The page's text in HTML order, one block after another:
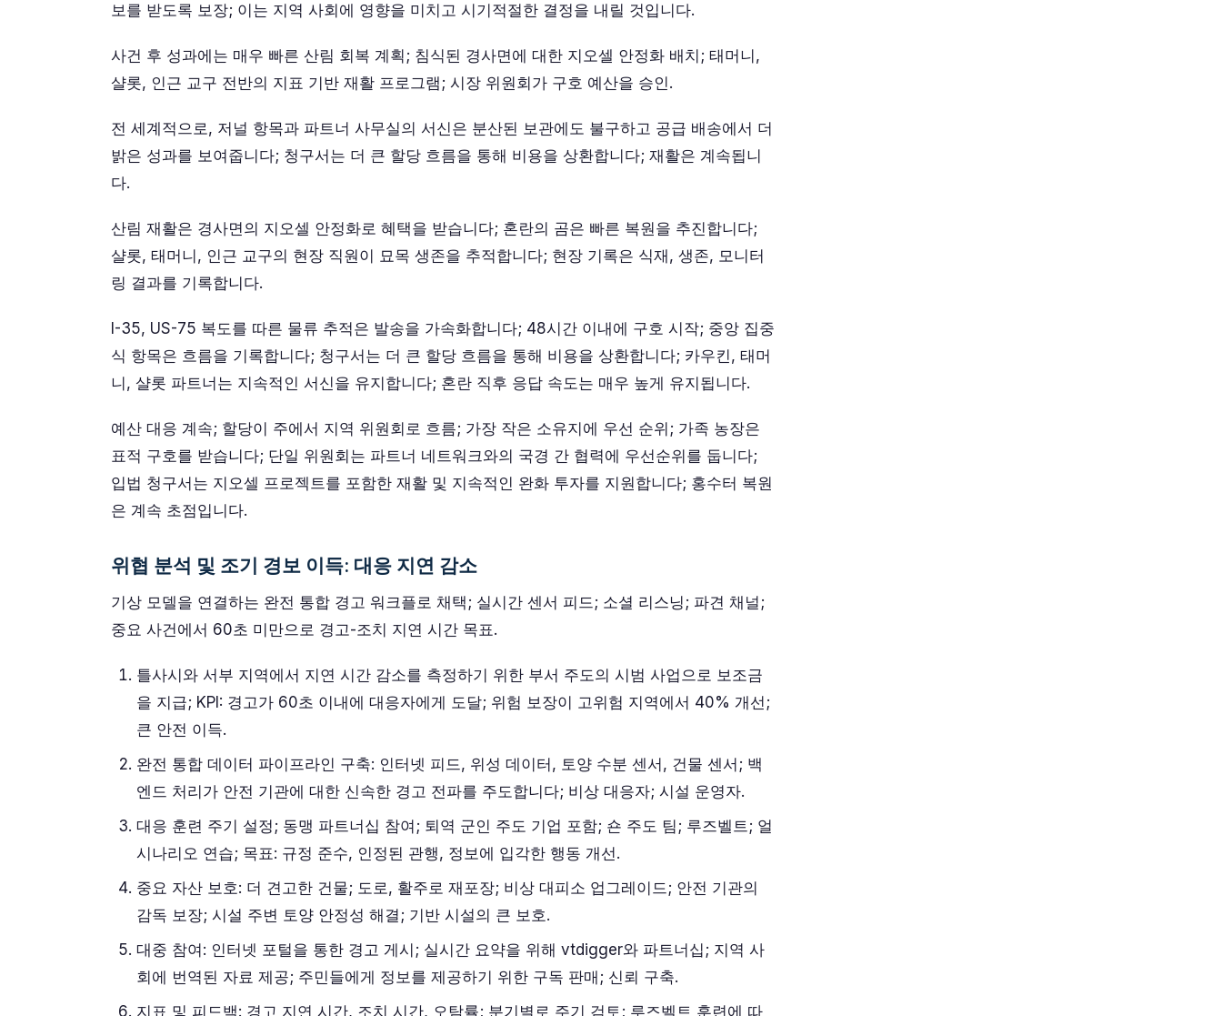
보를 받도록 보장; 이는 지역 사회에 영향을 미치고 시기적절한 결정을 내릴 것입니다.
사건 후 성과에는 매우 빠른 산림 회복 계획; 침식된 경사면에 대한 지오셀 안정화 배치; 태머니,
샬롯, 인근 교구 전반의 지표 기반 재활 프로그램; 시장 위원회가 구호 예산을 승인.
전 세계적으로, 저널 항목과 파트너 사무실의 서신은 분산된 보관에도 불구하고 공급 배송에서 더
밝은 성과를 보여줍니다; 청구서는 더 큰 할당 흐름을 통해 비용을 상환합니다; 재활은 계속됩니
다.
산림 재활은 경사면의 지오셀 안정화로 혜택을 받습니다; 혼란의 곰은 빠른 복원을 추진합니다;
샬롯, 태머니, 인근 교구의 현장 직원이 묘목 생존을 추적합니다; 현장 기록은 식재, 생존, 모니터
링 결과를 기록합니다.
I-35, US-75 복도를 따른 물류 추적은 발송을 가속화합니다; 48시간 이내에 구호 시작; 중앙 집중
식 항목은 흐름을 기록합니다; 청구서는 더 큰 할당 흐름을 통해 비용을 상환합니다; 카우킨, 태머
니, 샬롯 파트너는 지속적인 서신을 유지합니다; 혼란 직후 응답 속도는 매우 높게 유지됩니다.
예산 대응 계속; 할당이 주에서 지역 위원회로 흐름; 가장 작은 소유지에 우선 순위; 가족 농장은
표적 구호를 받습니다; 단일 위원회는 파트너 네트워크와의 국경 간 협력에 우선순위를 둡니다;
입법 청구서는 지오셀 프로젝트를 포함한 재활 및 지속적인 완화 투자를 지원합니다; 홍수터 복원
은 계속 초점입니다.
위협 분석 및 조기 경보 이득: 대응 지연 감소
기상 모델을 연결하는 완전 통합 경고 워크플로 채택; 실시간 센서 피드; 소셜 리스닝; 파견 채널;
중요 사건에서 60초 미만으로 경고-조치 지연 시간 목표.
틀사시와 서부 지역에서 지연 시간 감소를 측정하기 위한 부서 주도의 시범 사업으로 보조금
을 지급; KPI: 경고가 60초 이내에 대응자에게 도달; 위험 보장이 고위험 지역에서 40% 개선;
큰 안전 이득.
완전 통합 데이터 파이프라인 구축: 인터넷 피드, 위성 데이터, 토양 수분 센서, 건물 센서; 백
엔드 처리가 안전 기관에 대한 신속한 경고 전파를 주도합니다; 비상 대응자; 시설 운영자.
대응 훈련 주기 설정; 동맹 파트너십 참여; 퇴역 군인 주도 기업 포함; 숀 주도 팀; 루즈벨트; 얼
시나리오 연습; 목표: 규정 준수, 인정된 관행, 정보에 입각한 행동 개선.
중요 자산 보호: 더 견고한 건물; 도로, 활주로 재포장; 비상 대피소 업그레이드; 안전 기관의
감독 보장; 시설 주변 토양 안정성 해결; 기반 시설의 큰 보호.
대중 참여: 인터넷 포털을 통한 경고 게시; 실시간 요약을 위해 vtdigger와 파트너십; 지역 사
회에 번역된 자료 제공; 주민들에게 정보를 제공하기 위한 구독 판매; 신뢰 구축.
지표 및 피드백: 경고 지연 시간, 조치 시간, 오탐률; 분기별로 주기 검토; 루즈벨트 훈련에 따